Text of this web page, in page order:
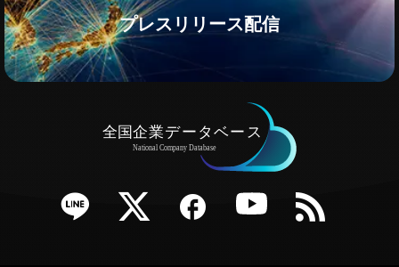
プレスリリース配信
Twitter Facebook YouTube RSS